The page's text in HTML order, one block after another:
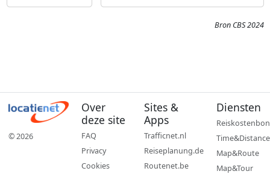
Bron CBS 2024
© 2026
Over
deze site
FAQ
Privacy
Cookies
Sites &
Apps
Trafficnet.nl
Reiseplanung.de
Routenet.be
Diensten
Reiskostenbon
Time&Distance
Map&Route
Map&Tour